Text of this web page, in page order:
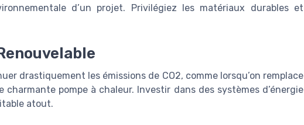
d’un projet. Privilégiez les matériaux durables et
drastiquement les émissions de CO2, comme lorsqu’on remplace
pompe à chaleur. Investir dans des systèmes d’énergie
atout.